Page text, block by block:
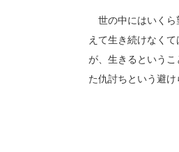
世の中にはいくら
えて生き続けなく
が、生きるという
た仇討ちという避け